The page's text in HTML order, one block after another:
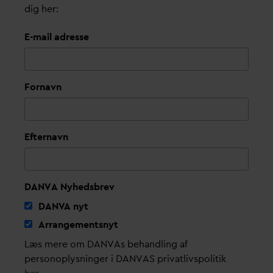
dig her:
E-mail adresse
Fornavn
Efternavn
DANVA Nyhedsbrev
DANVA nyt
Arrangementsnyt
Læs mere om DANVAs behandling af
personoplysninger i DANVAS privatlivspolitik